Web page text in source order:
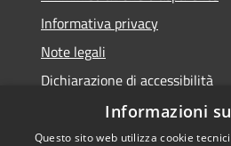
Informativa privacy
Note legali
Dichiarazione di accessibilità
Informazioni
Questo sito web utilizza cookie